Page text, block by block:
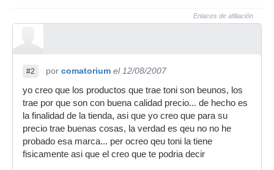
Enlaces de afiliación
#2 por comatorium el 12/08/2007
yo creo que los productos que trae toni son beunos, los
trae por que son con buena calidad precio... de hecho es
la finalidad de la tienda, asi que yo creo que para su
precio trae buenas cosas, la verdad es qeu no no he
probado esa marca... per ocreo qeu toni la tiene
fisicamente asi que el creo que te podria decir